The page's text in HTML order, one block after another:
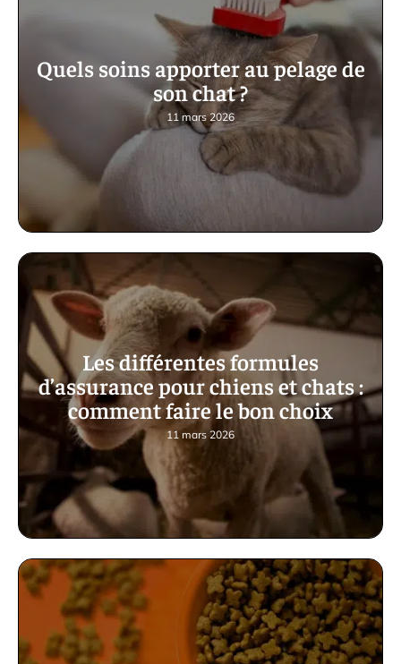
Quels soins apporter au pelage de
son chat ?
11 mars 2026
Les différentes formules
d’assurance pour chiens et chats :
comment faire le bon choix
11 mars 2026